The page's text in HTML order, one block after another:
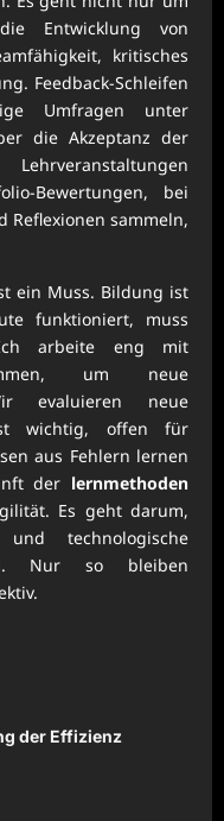
Entwicklung von
kritisches
Feedback-Schleifen
Umfragen unter
die Akzeptanz der
Bewertungen, bei
Reflexionen sammeln,
ein Muss. Bildung ist
funktioniert, muss
arbeite eng mit
um neue
evaluieren neue
wichtig, offen für
aus Fehlern lernen
der lernmethoden
Es geht darum,
technologische
Nur so bleiben
der Effizienz